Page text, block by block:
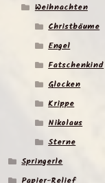
Weihnachten
Christbäume
Engel
Fatschenkind
Glocken
Krippe
Nikolaus
Sterne
Springerle